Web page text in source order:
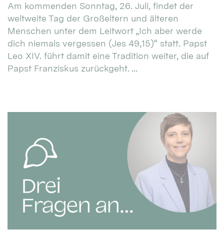
Am kommenden Sonntag, 26. Juli, findet der
weltweite Tag der Großeltern und älteren
Menschen unter dem Leitwort „Ich aber werde
dich niemals vergessen (Jes 49,15)“ statt. Papst
Leo XIV. führt damit eine Tradition weiter, die auf
Papst Franziskus zurückgeht. ...